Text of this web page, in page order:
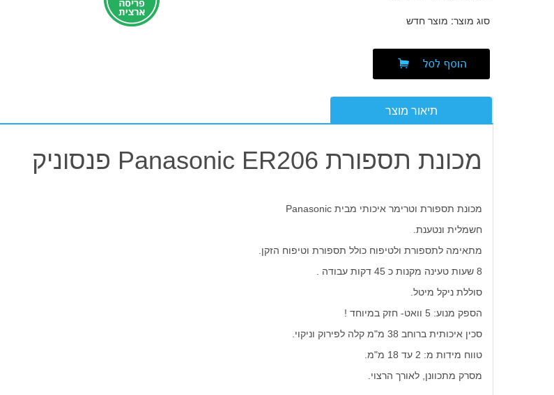
סוג מוצר: מוצר חדש
תיאור מוצר
מכונת תספורת Panasonic ER206 פנסוניק
מכונת תספורת וטרימר איכותי מבית Panasonic
חשמלית ונטענת.
מתאימה לתספורת ולטיפוח כולל תספורת וטיפוח הזקן.
8 שעות טעינה מקנות כ 45 דקות עבודה .
סוללת ניקל מיטל.
הספק מנוע: 5 וואט- חזק במיוחד !
סכין איכותית ברוחב 38 מ"מ קלה לפירוק וניקוי.
טווח מידות מ: 2 עד 18 מ"מ.
מסרק מתכוונן, לאורך הרצוי.